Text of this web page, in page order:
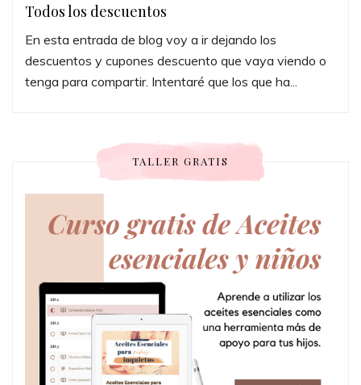
Todos los descuentos
En esta entrada de blog voy a ir dejando los
descuentos y cupones descuento que vaya viendo o
tenga para compartir. Intentaré que los que ha...
TALLER GRATIS